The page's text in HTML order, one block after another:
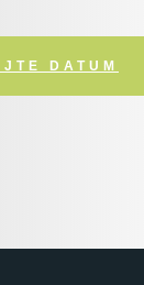
DATUM